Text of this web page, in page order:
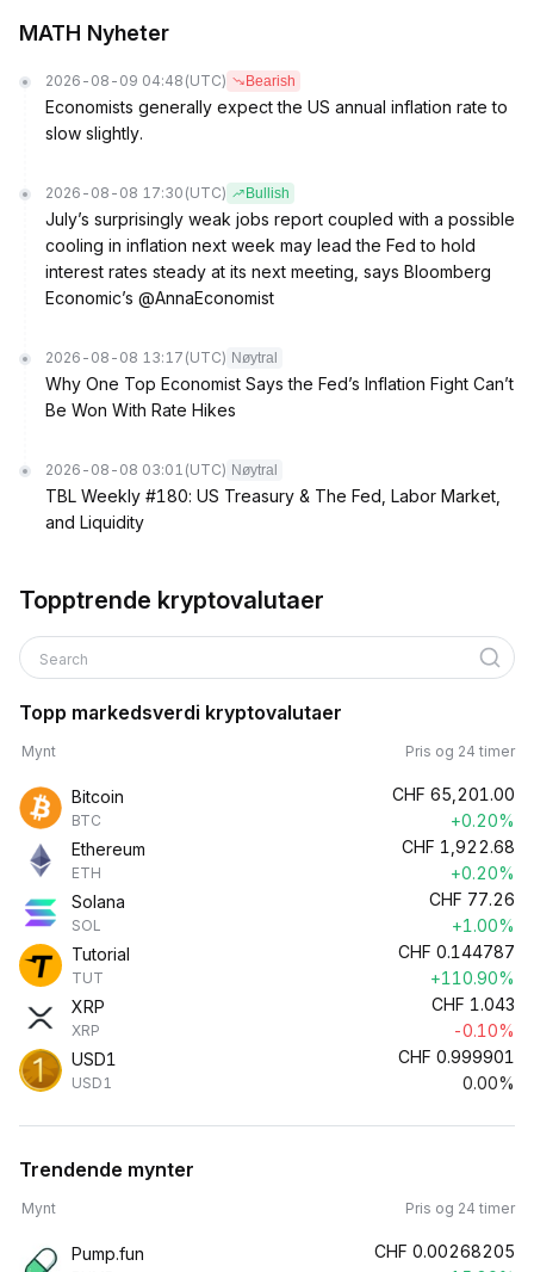
MATH Nyheter
2026-08-09 04:48 (UTC) Bearish
Economists generally expect the US annual inflation rate to
slow slightly.
2026-08-08 17:30 (UTC) Bullish
July’s surprisingly weak jobs report coupled with a possible
cooling in inflation next week may lead the Fed to hold
interest rates steady at its next meeting, says Bloomberg
Economic’s @AnnaEconomist
2026-08-08 13:17 (UTC) Nøytral
Why One Top Economist Says the Fed’s Inflation Fight Can’t
Be Won With Rate Hikes
2026-08-08 03:01 (UTC) Nøytral
TBL Weekly #180: US Treasury & The Fed, Labor Market,
and Liquidity
Topptrende kryptovalutaer
Search
Topp markedsverdi kryptovalutaer
Mynt Pris og 24 timer
Bitcoin
BTC
CHF 65,201.00
+0.20%
Ethereum
ETH
CHF 1,922.68
+0.20%
Solana
SOL
CHF 77.26
+1.00%
Tutorial
TUT
CHF 0.144787
+110.90%
XRP
XRP
CHF 1.043
-0.10%
USD1
USD1
CHF 0.999901
0.00%
Trendende mynter
Mynt Pris og 24 timer
Pump.fun CHF 0.00268205